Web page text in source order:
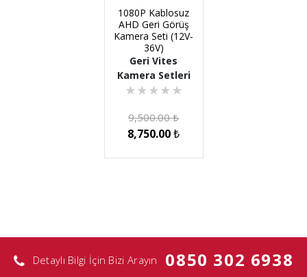
1080P Kablosuz
AHD Geri Görüş
Kamera Seti (12V-
36V)
Geri Vites
Kamera Setleri
★ ★ ★ ★ ★
9,500.00₺
8,750.00₺
Detaylı Bilgi İçin Bizi Arayın 0850 302 6938